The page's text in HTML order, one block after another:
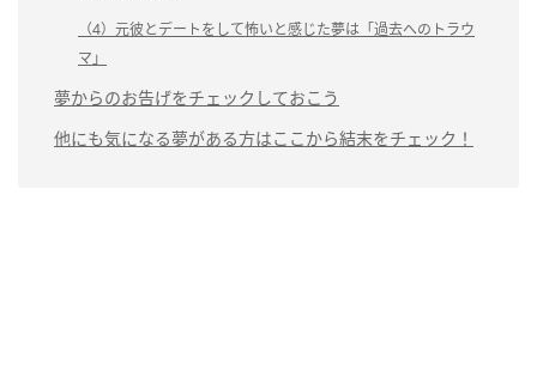
（4）元彼とデートをして怖いと感じた夢は「過去へのトラウ
マ」
夢からのお告げをチェックしておこう
他にも気になる夢がある方はここから結末をチェック！